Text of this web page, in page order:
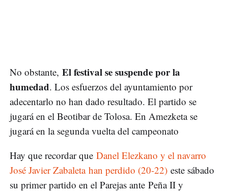
No obstante, El festival se suspende por la
humedad. Los esfuerzos del ayuntamiento por
adecentarlo no han dado resultado. El partido se
jugará en el Beotibar de Tolosa. En Amezketa se
jugará en la segunda vuelta del campeonato
Hay que recordar que Danel Elezkano y el navarro
José Javier Zabaleta han perdido (20-22) este sábado
su primer partido en el Parejas ante Peña II y